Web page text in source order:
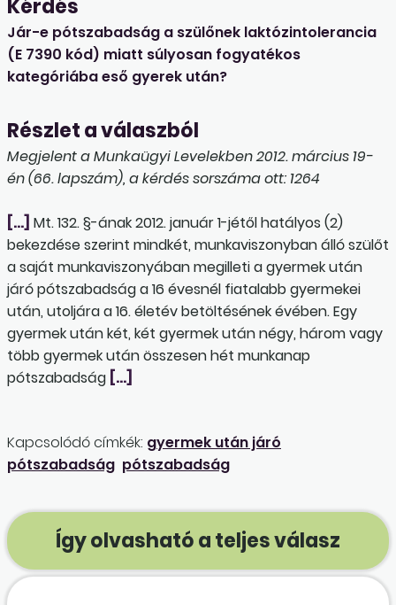
Kérdés
Jár-e pótszabadság a szülőnek laktózintolerancia
(E 7390 kód) miatt súlyosan fogyatékos
kategóriába eső gyerek után?
Részlet a válaszból
Megjelent a Munkaügyi Levelekben 2012. március 19-
én (66. lapszám), a kérdés sorszáma ott: 1264
[…] Mt. 132. §-ának 2012. január 1-jétől hatályos (2)
bekezdése szerint mindkét, munkaviszonyban álló szülőt
a saját munkaviszonyában megilleti a gyermek után
járó pótszabadság a 16 évesnél fiatalabb gyermekei
után, utoljára a 16. életév betöltésének évében. Egy
gyermek után két, két gyermek után négy, három vagy
több gyermek után összesen hét munkanap
pótszabadság […]
Kapcsolódó címkék: gyermek után járó
pótszabadság pótszabadság
Így olvasható a teljes válasz